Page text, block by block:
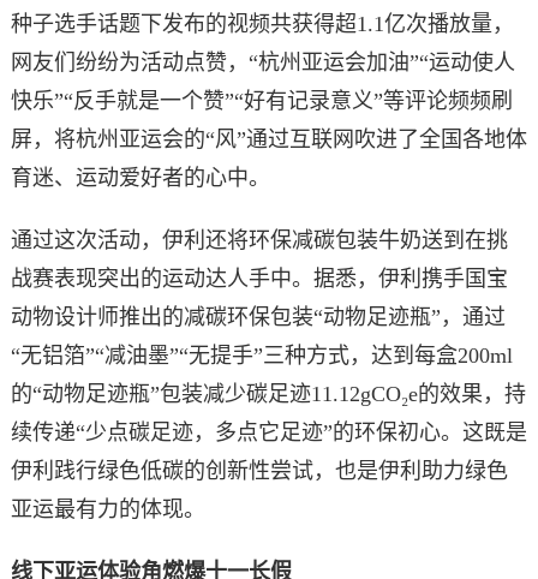
种子选手话题下发布的视频共获得超1.1亿次播放量，
网友们纷纷为活动点赞，“杭州亚运会加油”“运动使人
快乐”“反手就是一个赞”“好有记录意义”等评论频频刷
屏，将杭州亚运会的“风”通过互联网吹进了全国各地体
育迷、运动爱好者的心中。
通过这次活动，伊利还将环保减碳包装牛奶送到在挑
战赛表现突出的运动达人手中。据悉，伊利携手国宝
动物设计师推出的减碳环保包装“动物足迹瓶”，通过
“无铝箔”“减油墨”“无提手”三种方式，达到每盒200ml
的“动物足迹瓶”包装减少碳足迹11.12gCO₂e的效果，持
续传递“少点碳足迹，多点它足迹”的环保初心。这既是
伊利践行绿色低碳的创新性尝试，也是伊利助力绿色
亚运最有力的体现。
线下亚运体验角燃爆十一长假